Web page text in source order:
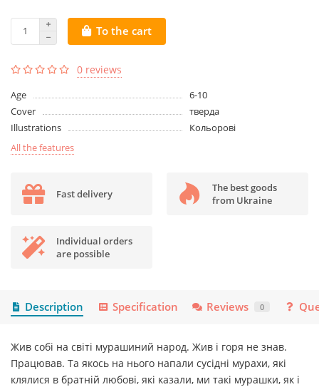
To the cart
0 reviews
Age
6-10
Cover
тверда
Illustrations
Кольорові
All the features
Fast delivery
The best goods
from Ukraine
Individual orders
are possible
Description Specification Reviews 0
Жив собі на світі мурашиний народ. Жив і горя не знав.
Працював. Та якось на нього напали сусідні мурахи, які
клялися в братній любові, які казали, ми такі мурашки, як і